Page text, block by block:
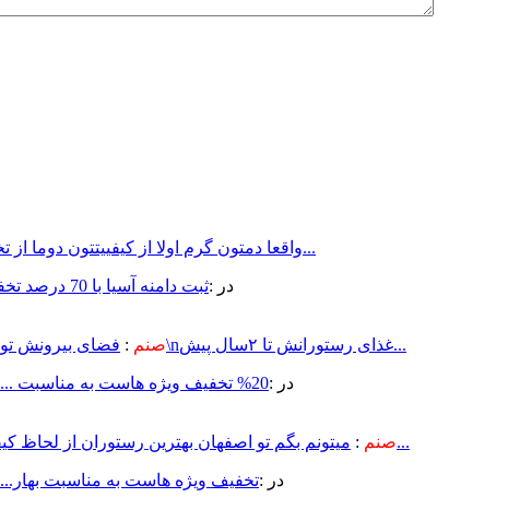
بی نظیره\nواقعا دمتون گرم اولا از کیفییتتون دوما از تخفیفاتتون...
در :ثبت دامنه آسیا با 70 درصد تخفی...
صنم : فضاى بيرونش تو تابستون حرف نداره،عاليه\nغذاى رستورانش تا ٢سال پيش...
در :20% تخفیف ویژه هاست به مناسبت ...
صنم : ميتونم بگم تو اصفهان بهترين رستوران از لحاظ كيفيت غذاست،سرويس دهى...
در :تخفیف ویژه هاست به مناسبت بهار...